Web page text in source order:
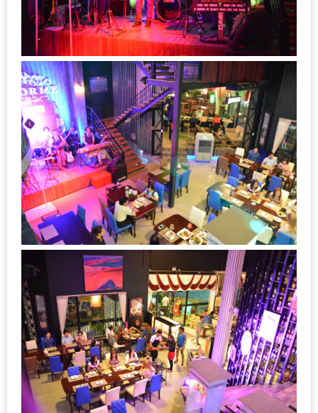
OKTOBERFEST
ครั้ง
ที่
2
เทศกาล
เบียร์
ที่
ใหญ่
ที่สุด
ใน
โลก
กับ
โรง
แรม
ฮอ
ลิ
เดย์
อินน์
เชียงใหม่
PANDA